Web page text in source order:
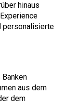
hinaus
personalisierte
aus dem
dem